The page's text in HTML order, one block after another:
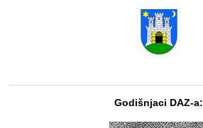
Godišnjaci DAZ-a: